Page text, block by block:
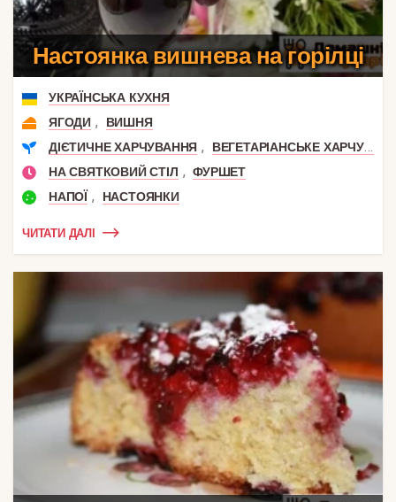
Настоянка вишнева на горілці
УКРАЇНСЬКА КУХНЯ
ЯГОДИ ,
ВИШНЯ
ДІЄТИЧНЕ ХАРЧУВАННЯ ,
ВЕГЕТАРІАНСЬКЕ ХАРЧУВАННЯ
НА СВЯТКОВИЙ СТІЛ , ФУРШЕТ
НАПОЇ , НАСТОЯНКИ
ЧИТАТИ ДАЛІ